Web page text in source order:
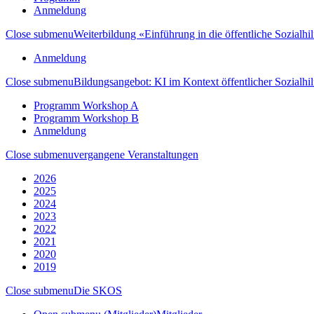
Anmeldung
Close submenuWeiterbildung «Einführung in die öffentliche
Anmeldung
Close submenuBildungsangebot: KI im Kontext öffentlicher
Programm Workshop A
Programm Workshop B
Anmeldung
Close submenuvergangene Veranstaltungen
2026
2025
2024
2023
2022
2021
2020
2019
Close submenuDie SKOS